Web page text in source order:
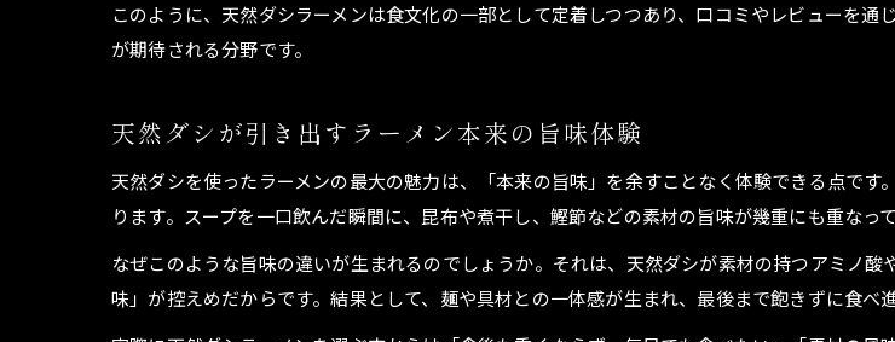
天然出汁ラーメンの魅力を再
このように、天然ダシラーメンは食文化の一部として定着しつつあり、口コミやレビューを
が期待される分野です。
天然ダシが引き出すラーメン本来の旨味体験
天然ダシを使ったラーメンの最大の魅力は、「本来の旨味」を余すことなく体験できる点で
ります。スープを一口飲んだ瞬間に、昆布や煮干し、鰹節などの素材の旨味が幾重にも重なっ
なぜこのような旨味の違いが生まれるのでしょうか。それは、天然ダシが素材の持つアミノ
味」が控えめだからです。結果として、麺や具材との一体感が生まれ、最後まで飽きずに食べ
ご応募はこちら
ご応募はこちら